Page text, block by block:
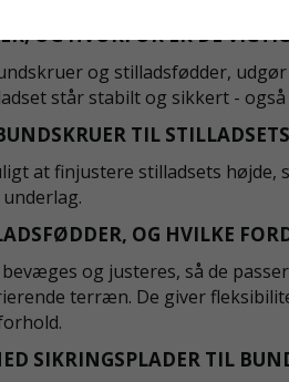
OG HVORFOR ER DE
og stilladsfødder,
står stabilt og sikkert -
TIL
at finjustere stilladsets
OG HVILKE
og justeres, så de
terræn. De giver
SIKRINGSPLADER TIL